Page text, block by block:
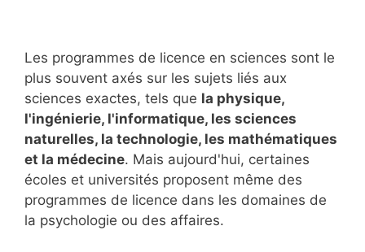
Les programmes de licence en sciences sont le
plus souvent axés sur les sujets liés aux
sciences exactes, tels que la physique,
l'ingénierie, l'informatique, les sciences
naturelles, la technologie, les mathématiques
et la médecine. Mais aujourd'hui, certaines
écoles et universités proposent même des
programmes de licence dans les domaines de
la psychologie ou des affaires.